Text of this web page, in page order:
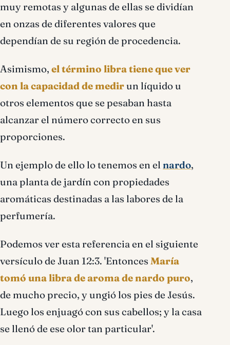
muy remotas y algunas de ellas se dividían
en onzas de diferentes valores que
dependían de su región de procedencia.
Asimismo, el término libra tiene que ver
con la capacidad de medirun líquido u
otros elementos que se pesaban hasta
alcanzar el número correcto en sus
proporciones.
Un ejemplo de ello lo tenemos en el nardo,
una planta de jardín con propiedades
aromáticas destinadas a las labores de la
perfumería.
Podemos ver esta referencia en el siguiente
versículo de Juan 12:3. 'Entonces María
tomó una libra de aroma de nardo puro,
de mucho precio, y ungió los pies de Jesús.
Luego los enjuagó con sus cabellos; y la casa
se llenó de ese olor tan particular'.